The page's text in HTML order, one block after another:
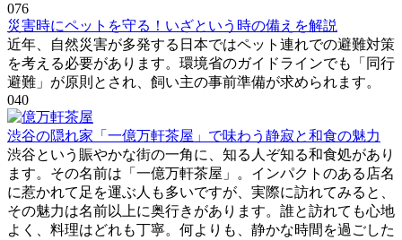
076
災害時にペットを守る！いざという時の備えを解説
近年、自然災害が多発する日本ではペット連れでの避難対策
を考える必要があります。環境省のガイドラインでも「同行
避難」が原則とされ、飼い主の事前準備が求められます。
040
渋谷の隠れ家「一億万軒茶屋」で味わう静寂と和食の魅力
渋谷という賑やかな街の一角に、知る人ぞ知る和食処があり
ます。その名前は「一億万軒茶屋」。インパクトのある店名
に惹かれて足を運ぶ人も多いですが、実際に訪れてみると、
その魅力は名前以上に奥行きがあります。誰と訪れても心地
よく、料理はどれも丁寧。何よりも、静かな時間を過ごした